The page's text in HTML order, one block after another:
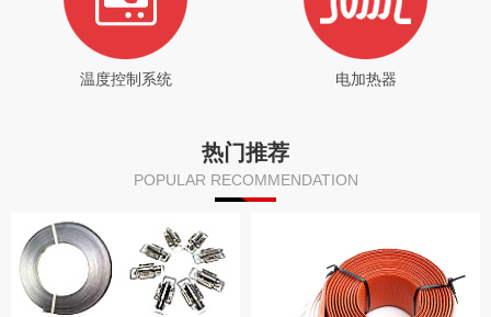
温度控制系统 电加热器
热门推荐
POPULAR RECOMMENDATION